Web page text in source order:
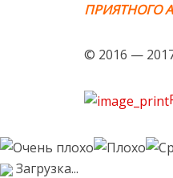
ПРИЯТНОГО
© 2016 —
Загрузка...